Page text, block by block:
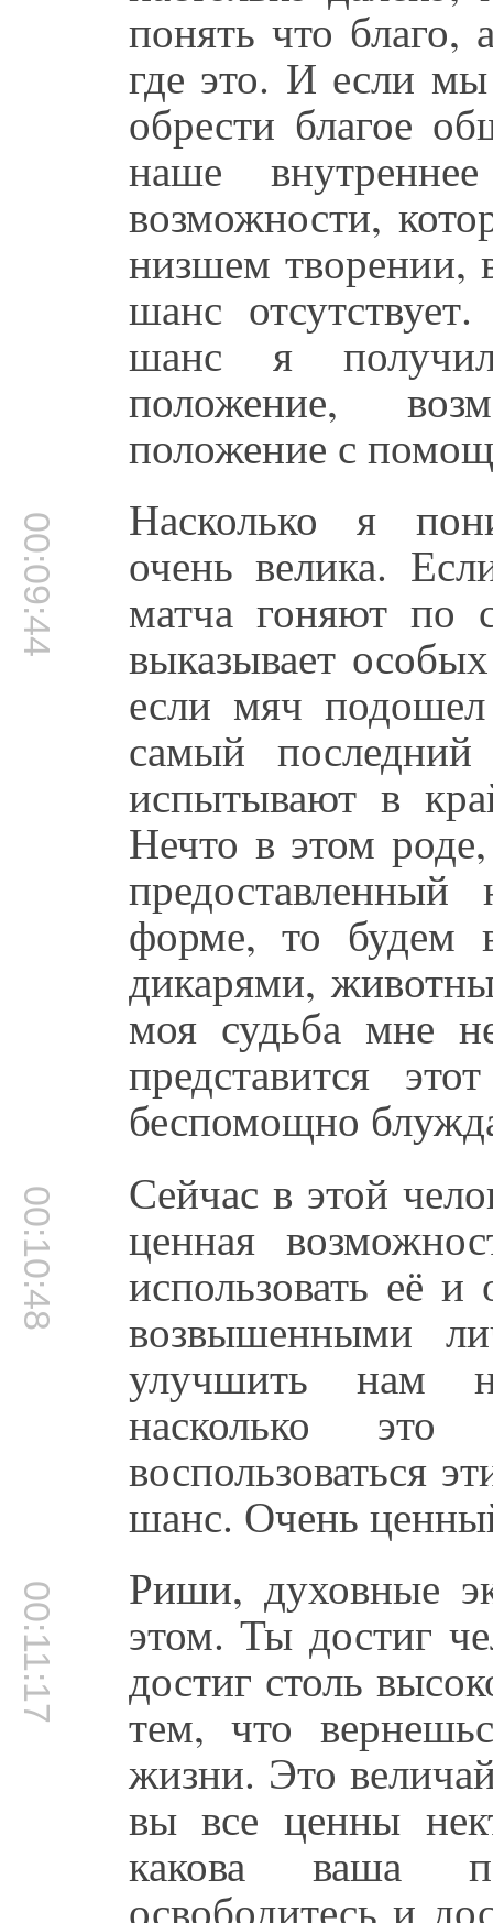
понять что благо,
где это. И если
обрести благое
наше
возможности,
низшем творении,
шанс
шанс я
положение,
положение с
00:09:44 Насколько я
очень велика.
матча гоняют по
выказывает
если мяч
самый
испытывают в
Нечто в этом
форме, то будем
дикарями,
моя судьба мне
представится
беспомощно
00:10:48 Сейчас в этой
ценная
использовать её
возвышенными
улучшить нам
насколько
воспользоваться
шанс. Очень
00:11:17 Риши, духовные
этом. Ты достиг
достиг столь
тем, что
жизни. Это
вы все ценны
какова ваша
освободитесь и